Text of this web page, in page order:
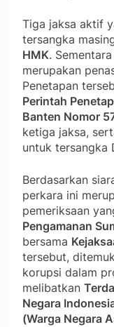
Tiga jaksa aktif
tersangka
HMK.
merupakan
Penetapan
Perintah
Banten Nomor
ketiga jaksa,
untuk tersangka
Berdasarkan
perkara ini
pemeriksaan
Pengamanan
bersama
tersebut,
korupsi dalam
melibatkan
Negara
(Warga Negara